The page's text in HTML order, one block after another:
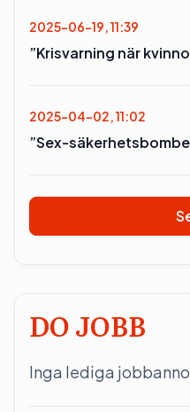
2025-06-19, 11:39
”Krisvarning när
2025-04-02, 11:02
”Sex-
DO JOBB
Inga lediga